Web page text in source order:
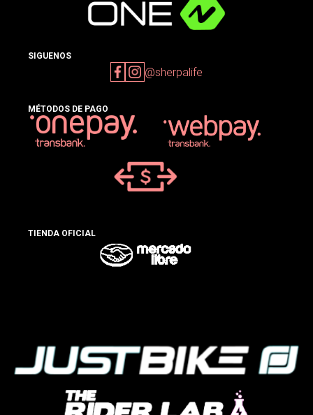
SIGUENOS
@sherpalife
MÉTODOS DE PAGO
TIENDA OFICIAL